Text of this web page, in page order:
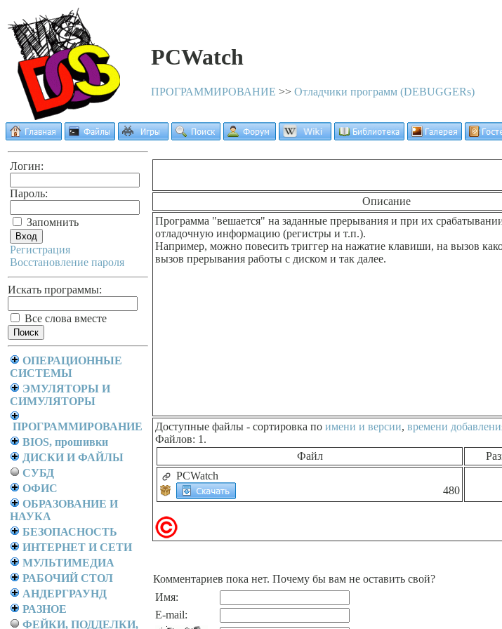
PCWatch
ПРОГРАММИРОВАНИЕ >> Отладчики программ (DEBUGGERs)
Логин:
Пароль:
Запомнить
Регистрация
Восстановление пароля
Искать программы:
Все слова вместе
ОПЕРАЦИОННЫЕ
СИСТЕМЫ
ЭМУЛЯТОРЫ И
СИМУЛЯТОРЫ
ПРОГРАММИРОВАНИЕ
BIOS, прошивки
ДИСКИ И ФАЙЛЫ
СУБД
ОФИС
ОБРАЗОВАНИЕ И
НАУКА
БЕЗОПАСНОСТЬ
ИНТЕРНЕТ И СЕТИ
МУЛЬТИМЕДИА
РАБОЧИЙ СТОЛ
АНДЕРГРАУНД
РАЗНОЕ
ФЕЙКИ, ПОДДЕЛКИ,
Описание
Программа "вешается" на заданные прерывания и при их
отладочную информацию (регистры и т.п.).
Например, можно повесить триггер на нажатие клавиши, на вызов
вызов прерывания работы с диском и так далее.
Доступные файлы - сортировка по имени и версии, времени
Файлов: 1.
Файл
PCWatch
480
Комментариев пока нет. Почему бы вам не оставить свой?
Имя:
E-mail: